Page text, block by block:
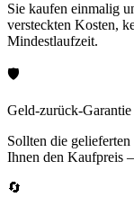
Sie kaufen einmalig
versteckten Kosten,
Mindestlaufzeit.
🛡️
Geld-zurück-Garantie
Sollten die
Ihnen den Kaufpreis
🔄